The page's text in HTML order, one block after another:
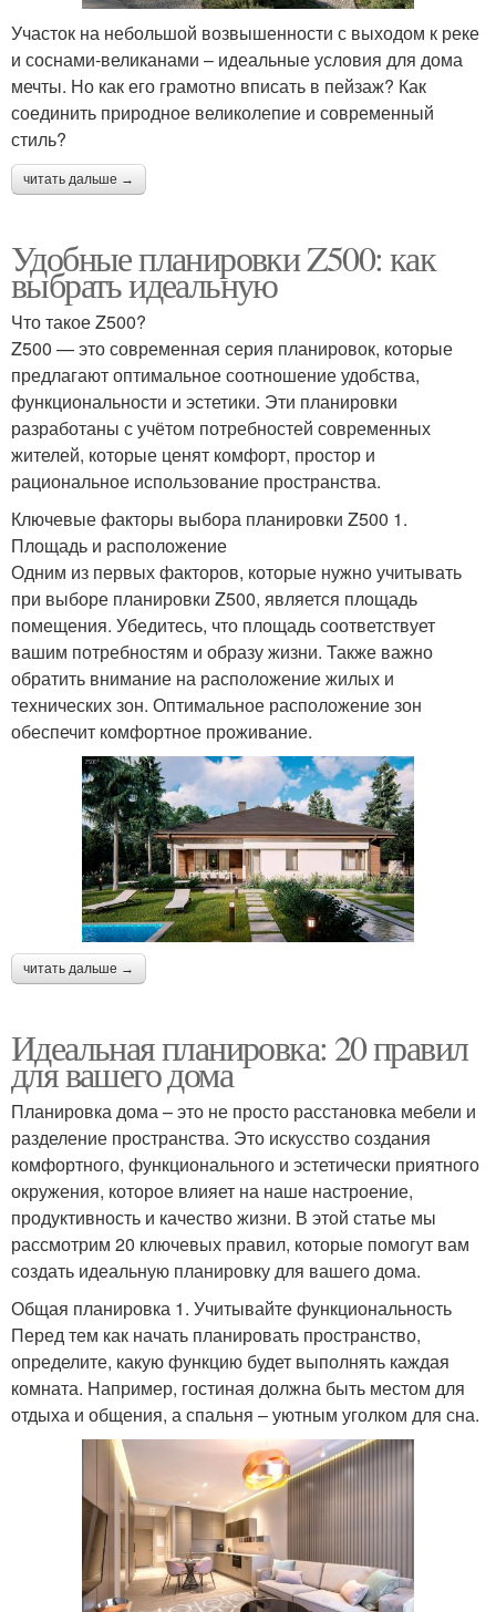
Участок на небольшой возвышенности с выходом к реке
и соснами-великанами – идеальные условия для дома
мечты. Но как его грамотно вписать в пейзаж? Как
соединить природное великолепие и современный
стиль?
читать дальше →
Удобные планировки Z500: как
выбрать идеальную
Что такое Z500?
Z500 — это современная серия планировок, которые
предлагают оптимальное соотношение удобства,
функциональности и эстетики. Эти планировки
разработаны с учётом потребностей современных
жителей, которые ценят комфорт, простор и
рациональное использование пространства.
Ключевые факторы выбора планировки Z500 1.
Площадь и расположение
Одним из первых факторов, которые нужно учитывать
при выборе планировки Z500, является площадь
помещения. Убедитесь, что площадь соответствует
вашим потребностям и образу жизни. Также важно
обратить внимание на расположение жилых и
технических зон. Оптимальное расположение зон
обеспечит комфортное проживание.
читать дальше →
Идеальная планировка: 20 правил
для вашего дома
Планировка дома – это не просто расстановка мебели и
разделение пространства. Это искусство создания
комфортного, функционального и эстетически приятного
окружения, которое влияет на наше настроение,
продуктивность и качество жизни. В этой статье мы
рассмотрим 20 ключевых правил, которые помогут вам
создать идеальную планировку для вашего дома.
Общая планировка 1. Учитывайте функциональность
Перед тем как начать планировать пространство,
определите, какую функцию будет выполнять каждая
комната. Например, гостиная должна быть местом для
отдыха и общения, а спальня – уютным уголком для сна.